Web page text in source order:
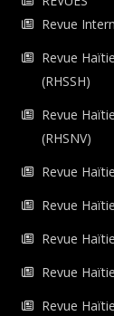
Revue
Revue
(RHSSH)
Revue
(RHSNV)
Revue
Revue
Revue
Revue
Revue